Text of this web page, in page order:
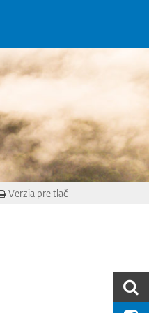
Verzia pre tlač